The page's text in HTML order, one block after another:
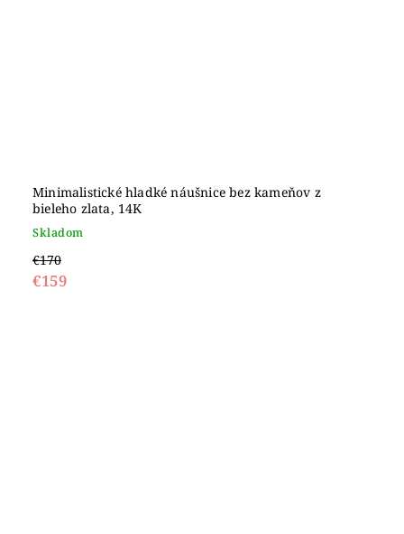
Minimalistické hladké náušnice bez kameňov z
bieleho zlata, 14K
Skladom
€170
€159